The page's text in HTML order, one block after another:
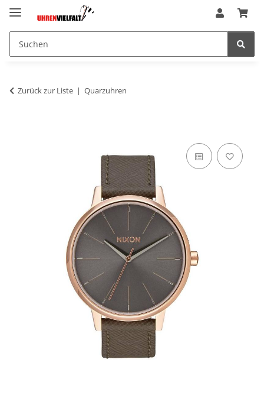
Zurück zur Liste Quarzuhren